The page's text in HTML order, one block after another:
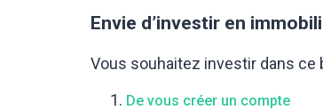
Envie d’investir en
Vous souhaitez investir dans ce
De vous créer un compte